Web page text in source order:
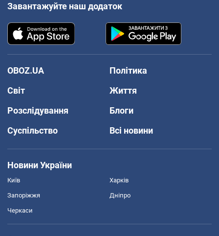
Завантажуйте наш додаток
OBOZ.UA
Політика
Світ
Життя
Розслідування
Блоги
Суспільство
Всі новини
Новини України
Київ Харків
Запоріжжя Дніпро
Черкаси